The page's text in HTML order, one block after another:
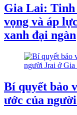
Gia Lai: Tinh
vọng và áp
xanh đại ngàn
Bí quyết bảo
ước của